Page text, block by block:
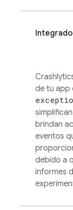
de tu app
brindan
eventos
debido a
informes